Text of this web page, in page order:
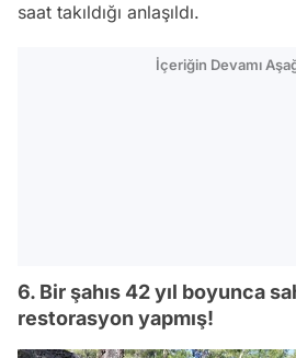
saat takıldığı anlaşıldı.
İçeriğin Devamı
6. Bir şahıs 42 yıl boyunca
restorasyon yapmış!